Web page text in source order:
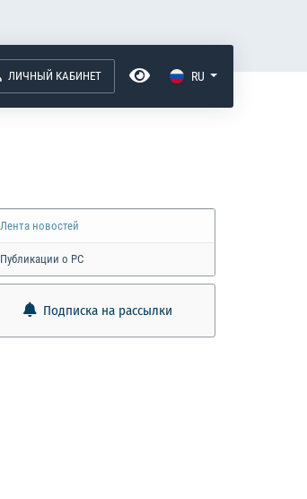
ЛИЧНЫЙ КАБИНЕТ RU
Лента новостей
Публикации о РС
Подписка на рассылки